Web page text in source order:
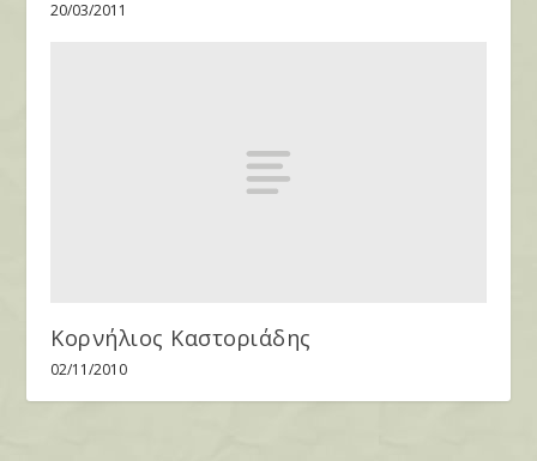
20/03/2011
Κορνήλιος Καστοριάδης
02/11/2010